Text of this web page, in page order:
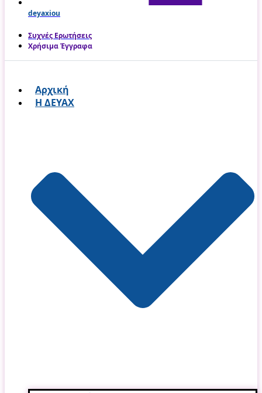
deyaxiou
Συχνές Ερωτήσεις
Χρήσιμα Έγγραφα
Αρχική
Η ΔΕΥΑΧ